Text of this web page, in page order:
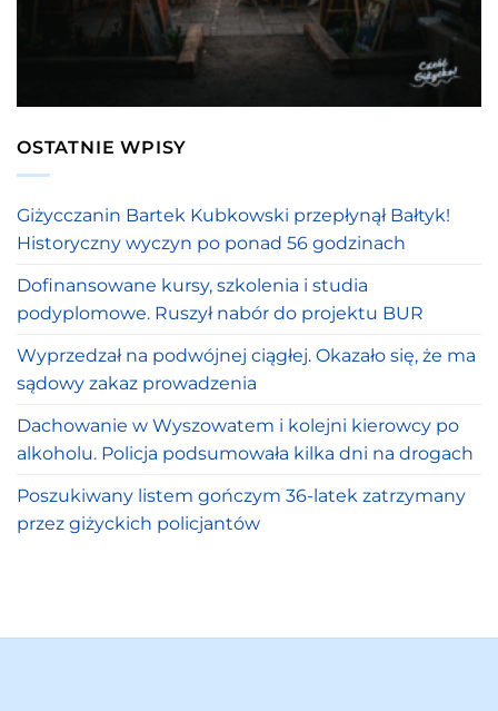
OSTATNIE WPISY
Giżycczanin Bartek Kubkowski przepłynął Bałtyk!
Historyczny wyczyn po ponad 56 godzinach
Dofinansowane kursy, szkolenia i studia
podyplomowe. Ruszył nabór do projektu BUR
Wyprzedzał na podwójnej ciągłej. Okazało się, że ma
sądowy zakaz prowadzenia
Dachowanie w Wyszowatem i kolejni kierowcy po
alkoholu. Policja podsumowała kilka dni na drogach
Poszukiwany listem gończym 36-latek zatrzymany
przez giżyckich policjantów